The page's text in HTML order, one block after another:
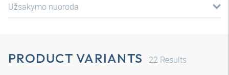
Užsakymo nuoroda
PRODUCT VARIANTS 22 Results